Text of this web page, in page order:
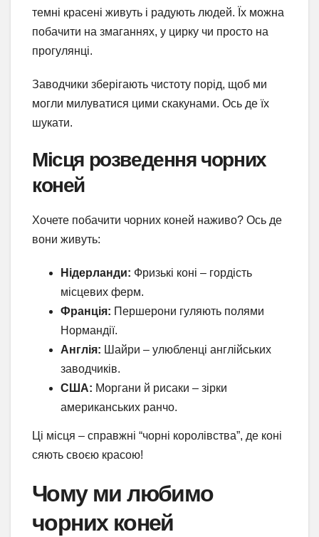
темні красені живуть і радують людей. Їх можна
побачити на змаганнях, у цирку чи просто на
прогулянці.
Заводчики зберігають чистоту порід, щоб ми
могли милуватися цими скакунами. Ось де їх
шукати.
Місця розведення чорних
коней
Хочете побачити чорних коней наживо? Ось де
вони живуть:
Нідерланди: Фризькі коні – гордість
місцевих ферм.
Франція: Першерони гуляють полями
Нормандії.
Англія: Шайри – улюбленці англійських
заводчиків.
США: Моргани й рисаки – зірки
американських ранчо.
Ці місця – справжні “чорні королівства”, де коні
сяють своєю красою!
Чому ми любимо
чорних коней